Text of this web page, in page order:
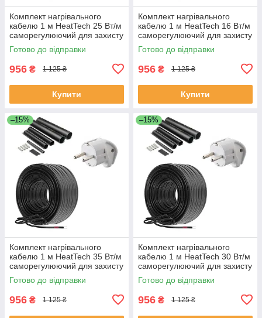
Комплект нагрівального
кабелю 1 м HeatTech 25 Вт/м
саморегулюючий для захисту
водостоку покрівлі труб
Готово до відправки
956 ₴ 1 125 ₴
Купити
Комплект нагрівального
кабелю 1 м HeatTech 16 Вт/м
саморегулюючий для захисту
водопроводу дахів труб
водостоку
Готово до відправки
956 ₴ 1 125 ₴
Купити
–15%
Комплект нагрівального
кабелю 1 м HeatTech 35 Вт/м
саморегулюючий для захисту
труб водостоку даху
Готово до відправки
956 ₴ 1 125 ₴
–15%
Комплект нагрівального
кабелю 1 м HeatTech 30 Вт/м
саморегулюючий для захисту
покрівлі труб водостоку
Готово до відправки
956 ₴ 1 125 ₴